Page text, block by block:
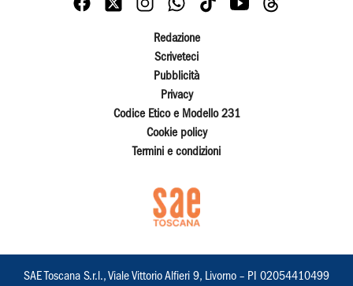
Redazione
Scriveteci
Pubblicità
Privacy
Codice Etico e Modello 231
Cookie policy
Termini e condizioni
SAE Toscana S.r.l., Viale Vittorio Alfieri 9, Livorno – PI 02054410499